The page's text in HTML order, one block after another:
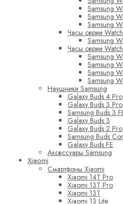
Samsung
Samsung
Samsung
Часы серии
Samsung
Часы серии
Samsung
Samsung
Samsung
Samsung
Наушники Samsung
Galaxy Buds 4 Pro
Galaxy Buds 3 Pro
Samsung Buds 3
Galaxy Buds 3
Galaxy Buds 2 Pro
Samsung Buds
Galaxy Buds FE
Аксессуары Samsung
Xiaomi
Смартфоны Xiaomi
Xiaomi 14T Pro
Xiaomi 13T Pro
Xiaomi 13T
Xiaomi 13 Lite